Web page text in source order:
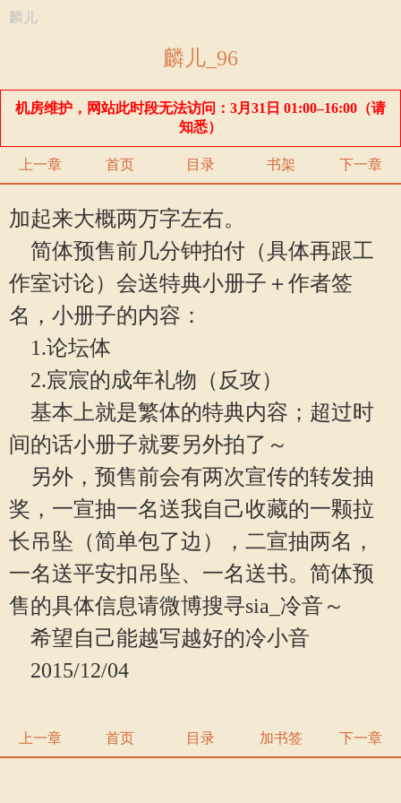
麟儿
麟儿_96
机房维护，网站此时段无法访问：3月31日 01:00–16:00（请
知悉）
上一章 首页 目录 书架 下一章
加起来大概两万字左右。
简体预售前几分钟拍付（具体再跟工
作室讨论）会送特典小册子＋作者签
名，小册子的内容：
1.论坛体
2.宸宸的成年礼物（反攻）
基本上就是繁体的特典内容；超过时
间的话小册子就要另外拍了～
另外，预售前会有两次宣传的转发抽
奖，一宣抽一名送我自己收藏的一颗拉
长吊坠（简单包了边），二宣抽两名，
一名送平安扣吊坠、一名送书。简体预
售的具体信息请微博搜寻sia_冷音～
希望自己能越写越好的冷小音
2015/12/04
上一章 首页 目录 加书签 下一章